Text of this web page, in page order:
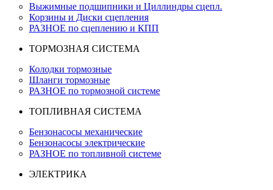
Выжимные подшипники и Циллиндры сцепл.
Корзины и Диски сцепления
РАЗНОЕ по сцеплению и КПП
ТОРМОЗНАЯ СИСТЕМА
Колодки тормозные
Шланги тормозные
РАЗНОЕ по тормозной системе
ТОПЛИВНАЯ СИСТЕМА
Бензонасосы механические
Бензонасосы электрические
РАЗНОЕ по топливной системе
ЭЛЕКТРИКА